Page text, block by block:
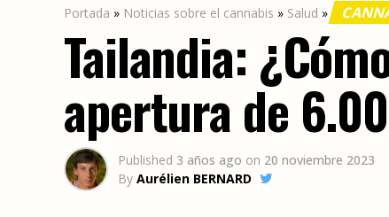
Portada » Noticias sobre el cannabis » Salud »
Tailandia:
apertura de
Published 3 años ago on 20 noviembre 2023
By Aurélien BERNARD